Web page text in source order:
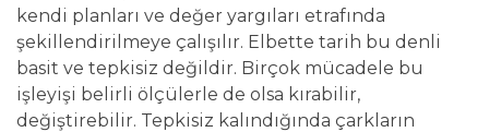
kendi planları ve değer yargıları etrafında
şekillendirilmeye çalışılır. Elbette tarih bu denli
basit ve tepkisiz değildir. Birçok mücadele bu
işleyişi belirli ölçülerle de olsa kırabilir,
değiştirebilir. Tepkisiz kalındığında çarkların